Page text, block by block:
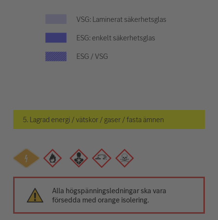
VSG: Laminerat säkerhetsglas
ESG: enkelt säkerhetsglas
ESG / VSG
5. Lagrad energi / vätskor / gaser / fasta ämnen
Alla högspänningsledningar ska vara
försedda med orange isolering.